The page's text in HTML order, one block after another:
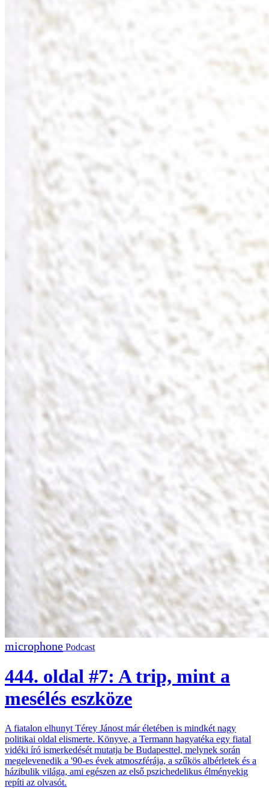
Podcast
444. oldal #7: A trip, mint a
mesélés eszköze
A fiatalon elhunyt Térey Jánost már életében is mindkét nagy
politikai oldal elismerte. Könyve, a Termann hagyatéka egy fiatal
vidéki író ismerkedését mutatja be Budapesttel, melynek során
megelevenedik a '90-es évek atmoszférája, a szűkös albérletek és a
házibulik világa, ami egészen az első pszichedelikus élményekig
repíti az olvasót.